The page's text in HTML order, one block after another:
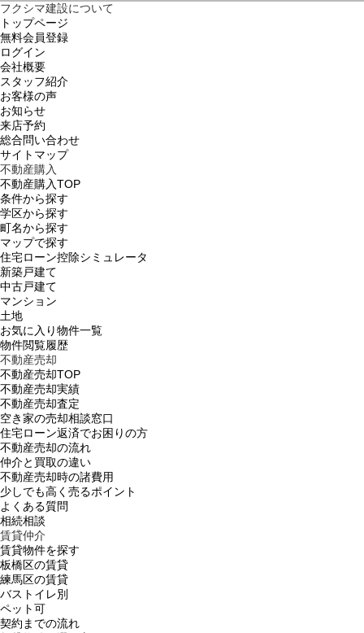
フクシマ建設について
トップページ
無料会員登録
ログイン
会社概要
スタッフ紹介
お客様の声
お知らせ
来店予約
総合問い合わせ
サイトマップ
不動産購入
不動産購入TOP
条件から探す
学区から探す
町名から探す
マップで探す
住宅ローン控除シミュレータ
新築戸建て
中古戸建て
マンション
土地
お気に入り物件一覧
物件閲覧履歴
不動産売却
不動産売却TOP
不動産売却実績
不動産売却査定
空き家の売却相談窓口
住宅ローン返済でお困りの方
不動産売却の流れ
仲介と買取の違い
不動産売却時の諸費用
少しでも高く売るポイント
よくある質問
相続相談
賃貸仲介
賃貸物件を探す
板橋区の賃貸
練馬区の賃貸
バストイレ別
ペット可
契約までの流れ